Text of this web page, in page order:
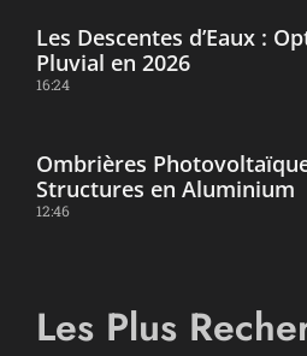
Les Descentes d’Eaux :
Pluvial en 2026
16:24
Ombrières
Structures en Aluminium
12:46
Les Plus